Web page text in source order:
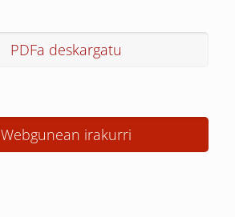
PDFa deskargatu
Webgunean irakurri